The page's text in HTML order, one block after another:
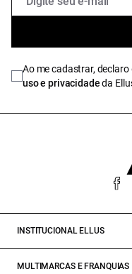
Ao me cadastrar,
uso e privacidadeda
INSTITUCIONAL ELLUS
MULTIMARCAS E FRANQUIAS